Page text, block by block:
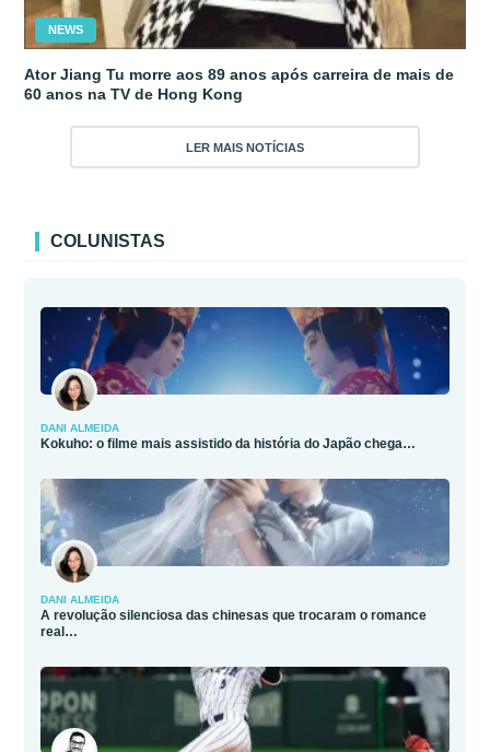
NEWS
Ator Jiang Tu morre aos 89 anos após carreira de mais de
60 anos na TV de Hong Kong
LER MAIS NOTÍCIAS
COLUNISTAS
DANI ALMEIDA
Kokuho: o filme mais assistido da história do Japão chega…
DANI ALMEIDA
A revolução silenciosa das chinesas que trocaram o romance
real…